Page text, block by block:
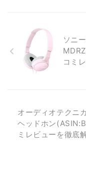
ソニ
コミ
オーディオテクニ
ヘッドホン
ミレビューを徹底